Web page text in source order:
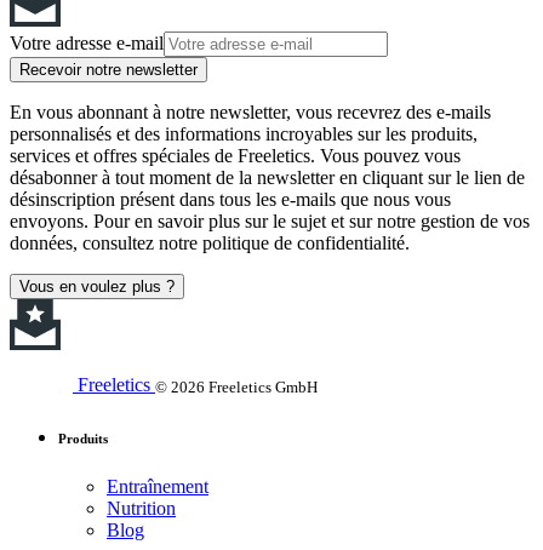
Votre adresse e-mail
Recevoir notre newsletter
En vous abonnant à notre newsletter, vous recevrez des e-mails
personnalisés et des informations incroyables sur les produits,
services et offres spéciales de Freeletics. Vous pouvez vous
désabonner à tout moment de la newsletter en cliquant sur le lien de
désinscription présent dans tous les e-mails que nous vous
envoyons. Pour en savoir plus sur le sujet et sur notre gestion de vos
données, consultez notre politique de confidentialité.
Vous en voulez plus ?
Freeletics © 2026 Freeletics GmbH
Produits
Entraînement
Nutrition
Blog